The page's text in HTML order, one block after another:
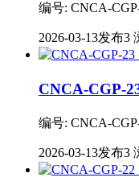
编号: CNCA-
2026-03-13发布3
CNCA-CGP-
编号: CNCA-
2026-03-13发布3